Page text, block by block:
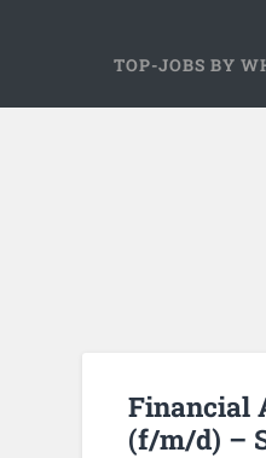
TOP-JOBS BY
Financial
(f/m/d) –